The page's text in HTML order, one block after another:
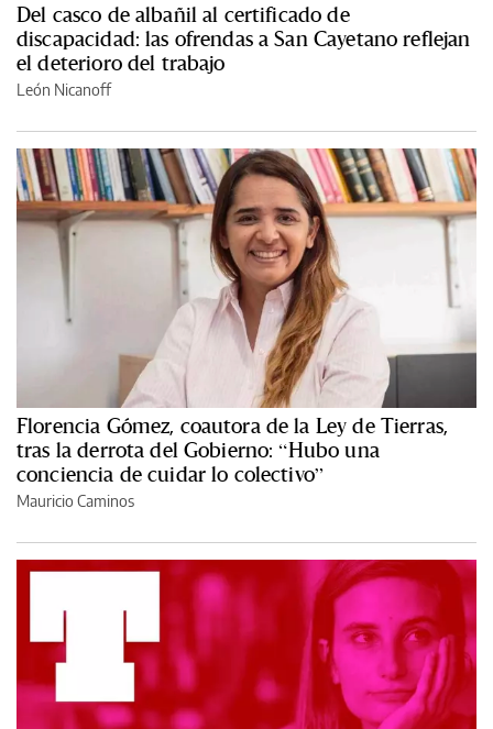
Del casco de albañil al certificado de
discapacidad: las ofrendas a San Cayetano reflejan
el deterioro del trabajo
León Nicanoff
Florencia Gómez, coautora de la Ley de Tierras,
tras la derrota del Gobierno: “Hubo una
conciencia de cuidar lo colectivo”
Mauricio Caminos